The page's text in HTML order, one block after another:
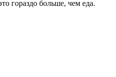
гораздо больше, чем еда.